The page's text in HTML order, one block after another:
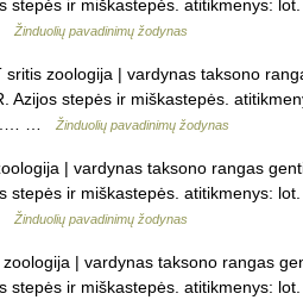
stepės ir miškastepės. atitikmenys:
Žinduolių pavadinimų žodynas
zoologija | vardynas taksono
Azijos stepės ir miškastepės.
…
Žinduolių pavadinimų žodynas
| vardynas taksono rangas
stepės ir miškastepės. atitikmenys:
Žinduolių pavadinimų žodynas
| vardynas taksono rangas
stepės ir miškastepės. atitikmenys: